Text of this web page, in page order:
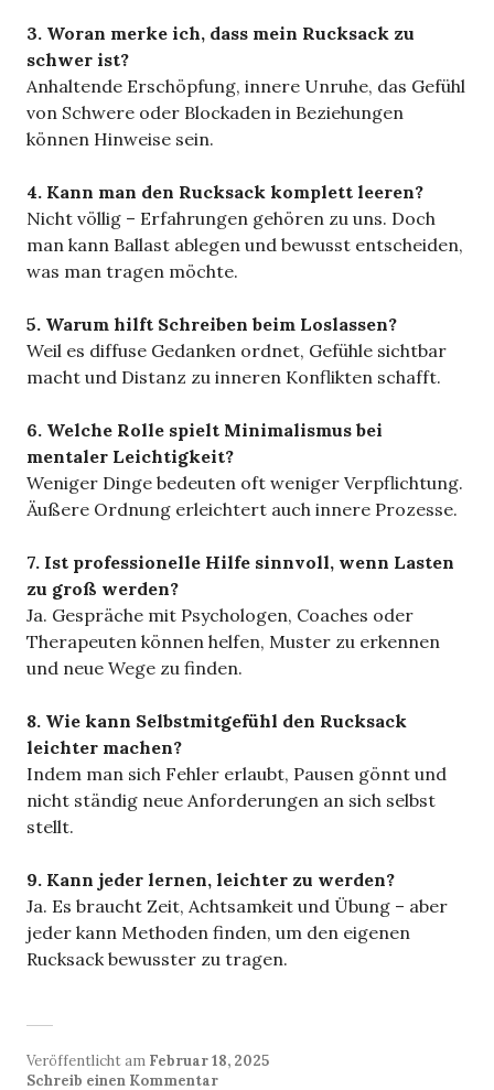
3. Woran merke ich, dass mein Rucksack zu
schwer ist?
Anhaltende Erschöpfung, innere Unruhe, das Gefühl
von Schwere oder Blockaden in Beziehungen
können Hinweise sein.
4. Kann man den Rucksack komplett leeren?
Nicht völlig – Erfahrungen gehören zu uns. Doch
man kann Ballast ablegen und bewusst entscheiden,
was man tragen möchte.
5. Warum hilft Schreiben beim Loslassen?
Weil es diffuse Gedanken ordnet, Gefühle sichtbar
macht und Distanz zu inneren Konflikten schafft.
6. Welche Rolle spielt Minimalismus bei
mentaler Leichtigkeit?
Weniger Dinge bedeuten oft weniger Verpflichtung.
Äußere Ordnung erleichtert auch innere Prozesse.
7. Ist professionelle Hilfe sinnvoll, wenn Lasten
zu groß werden?
Ja. Gespräche mit Psychologen, Coaches oder
Therapeuten können helfen, Muster zu erkennen
und neue Wege zu finden.
8. Wie kann Selbstmitgefühl den Rucksack
leichter machen?
Indem man sich Fehler erlaubt, Pausen gönnt und
nicht ständig neue Anforderungen an sich selbst
stellt.
9. Kann jeder lernen, leichter zu werden?
Ja. Es braucht Zeit, Achtsamkeit und Übung – aber
jeder kann Methoden finden, um den eigenen
Rucksack bewusster zu tragen.
Veröffentlicht am Februar 18, 2025
Schreib einen Kommentar